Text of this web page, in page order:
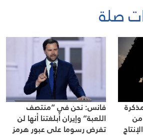
صلة
فانس: نحن في “منتصف
اللعبة” وإيران أبلغتنا أنها لن
تفرض رسوما على عبور هرمز